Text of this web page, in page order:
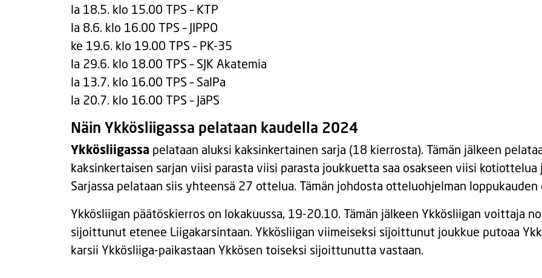
la 18.5. klo 15.00 TPS – KTP
la 8.6. klo 16.00 TPS – JIPPO
ke 19.6. klo 19.00 TPS – PK-35
la 29.6. klo 18.00 TPS – SJK Akatemia
la 13.7. klo 16.00 TPS – SalPa
la 20.7. klo 16.00 TPS – JäPS
Näin Ykkösliigassa pelataan kaudella 2024
Ykkösliigassa pelataan aluksi kaksinkertainen sarja (18 kierrosta). Tämän jälkeen
kaksinkertaisen sarjan viisi parasta viisi parasta joukkuetta saa osakseen viisi
Sarjassa pelataan siis yhteensä 27 ottelua. Tämän johdosta otteluohjelman
Ykkösliigan päätöskierros on lokakuussa, 19-20.10. Tämän jälkeen Ykkösliigan voittaja
sijoittunut etenee Liigakarsintaan. Ykkösliigan viimeiseksi sijoittunut joukkue putoaa
karsii Ykkösliiga-paikastaan Ykkösen toiseksi sijoittunutta vastaan.